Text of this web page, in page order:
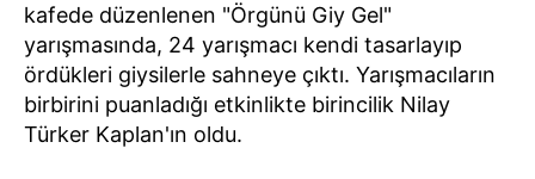
kafede düzenlenen "Örgünü Giy Gel"
yarışmasında, 24 yarışmacı kendi tasarlayıp
ördükleri giysilerle sahneye çıktı. Yarışmacıların
birbirini puanladığı etkinlikte birincilik Nilay
Türker Kaplan'ın oldu.